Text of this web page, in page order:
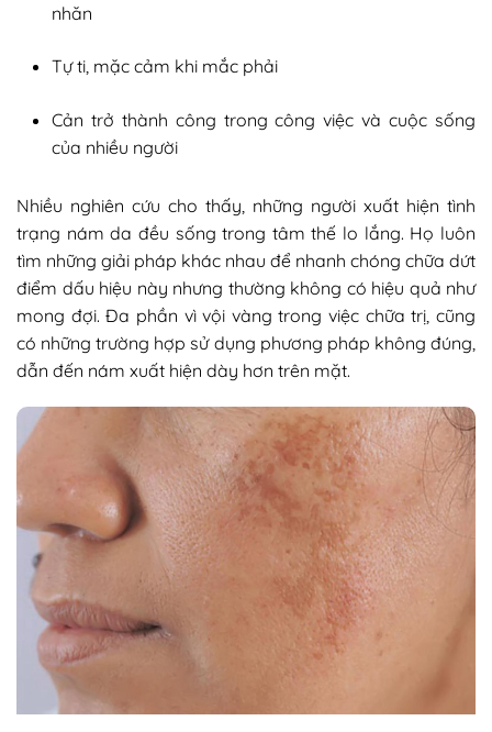
nhăn
Tự ti, mặc cảm khi mắc phải
Cản trở thành công trong công việc và cuộc sống
của nhiều người
Nhiều nghiên cứu cho thấy, những người xuất hiện tình
trạng nám da đều sống trong tâm thế lo lắng. Họ luôn
tìm những giải pháp khác nhau để nhanh chóng chữa dứt
điểm dấu hiệu này nhưng thường không có hiệu quả như
mong đợi. Đa phần vì vội vàng trong việc chữa trị, cũng
có những trường hợp sử dụng phương pháp không đúng,
dẫn đến nám xuất hiện dày hơn trên mặt.